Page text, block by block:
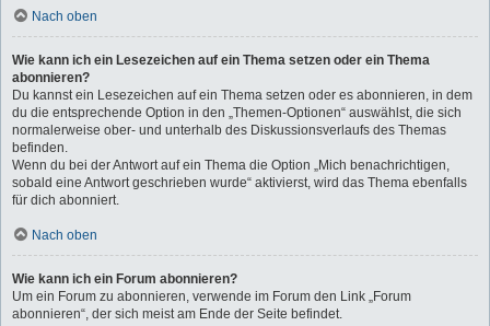
Nach oben
Wie kann ich ein Lesezeichen auf ein Thema setzen oder ein Thema
abonnieren?
Du kannst ein Lesezeichen auf ein Thema setzen oder es abonnieren, in dem
du die entsprechende Option in den „Themen-Optionen“ auswählst, die sich
normalerweise ober- und unterhalb des Diskussionsverlaufs des Themas
befinden.
Wenn du bei der Antwort auf ein Thema die Option „Mich benachrichtigen,
sobald eine Antwort geschrieben wurde“ aktivierst, wird das Thema ebenfalls
für dich abonniert.
Nach oben
Wie kann ich ein Forum abonnieren?
Um ein Forum zu abonnieren, verwende im Forum den Link „Forum
abonnieren“, der sich meist am Ende der Seite befindet.